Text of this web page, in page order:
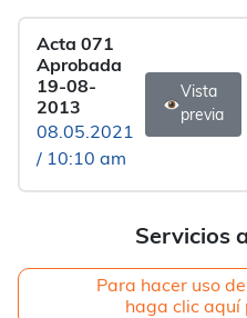
Servicios
Para hacer uso
haga clic aquí
Acta 071
Aprobada
19-08-
2013
08.05.2021
/ 10:10 am
Vista
previa